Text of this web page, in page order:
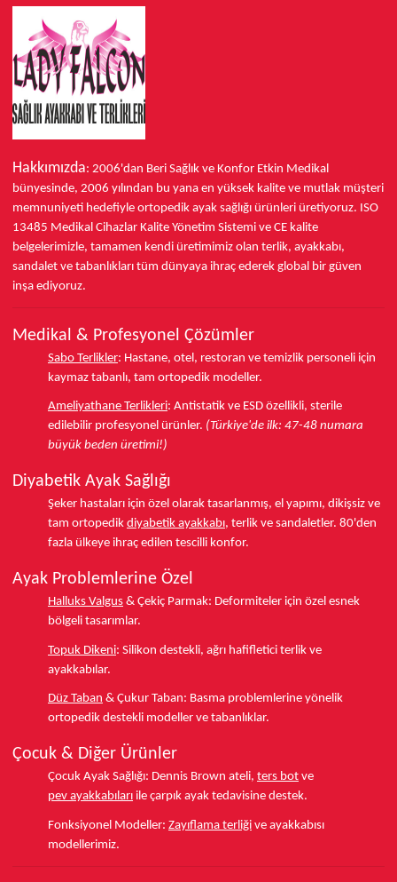
Hakkımızda: 2006'dan Beri Sağlık ve Konfor Etkin Medikal
bünyesinde, 2006 yılından bu yana en yüksek kalite ve mutlak müşteri
memnuniyeti hedefiyle ortopedik ayak sağlığı ürünleri üretiyoruz. ISO
13485 Medikal Cihazlar Kalite Yönetim Sistemi ve CE kalite
belgelerimizle, tamamen kendi üretimimiz olan terlik, ayakkabı,
sandalet ve tabanlıkları tüm dünyaya ihraç ederek global bir güven
inşa ediyoruz.
Medikal & Profesyonel Çözümler
Sabo Terlikler: Hastane, otel, restoran ve temizlik personeli için
kaymaz tabanlı, tam ortopedik modeller.
Ameliyathane Terlikleri: Antistatik ve ESD özellikli, sterile
edilebilir profesyonel ürünler. (Türkiye'de ilk: 47-48 numara
büyük beden üretimi!)
Diyabetik Ayak Sağlığı
Şeker hastaları için özel olarak tasarlanmış, el yapımı, dikişsiz ve
tam ortopedik diyabetik ayakkabı, terlik ve sandaletler. 80'den
fazla ülkeye ihraç edilen tescilli konfor.
Ayak Problemlerine Özel
Halluks Valgus & Çekiç Parmak: Deformiteler için özel esnek
bölgeli tasarımlar.
Topuk Dikeni: Silikon destekli, ağrı hafifletici terlik ve
ayakkabılar.
Düz Taban & Çukur Taban: Basma problemlerine yönelik
ortopedik destekli modeller ve tabanlıklar.
Çocuk & Diğer Ürünler
Çocuk Ayak Sağlığı: Dennis Brown ateli, ters bot ve
pev ayakkabıları ile çarpık ayak tedavisine destek.
Fonksiyonel Modeller: Zayıflama terliği ve ayakkabısı
modellerimiz.